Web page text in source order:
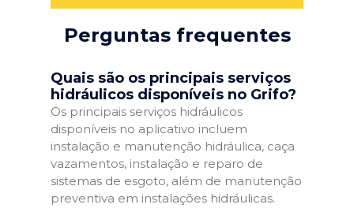
Perguntas frequentes
Quais são os principais serviços
hidráulicos disponíveis no Grifo?
Os principais serviços hidráulicos
disponíveis no aplicativo incluem
instalação e manutenção hidráulica, caça
vazamentos, instalação e reparo de
sistemas de esgoto, além de manutenção
preventiva em instalações hidráulicas.